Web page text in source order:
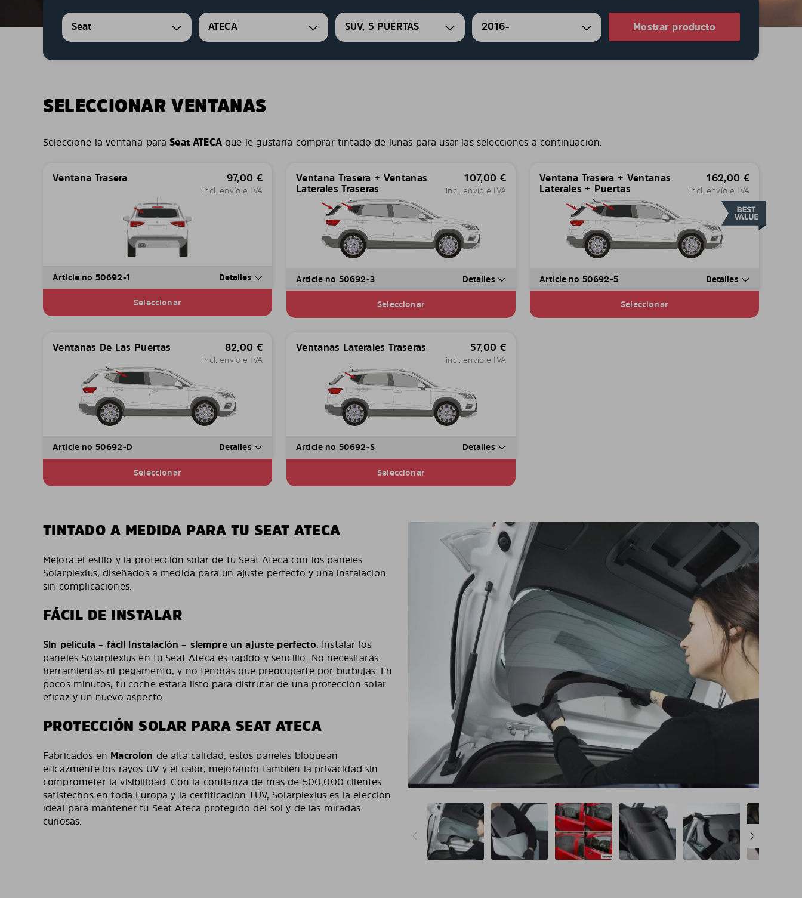
Seat ATECA SUV, 5 PUERTAS 2016- Mostrar producto
SELECCIONAR VENTANAS
Seleccione la ventana paraSeat ATECAque le gustaría comprar tintado de lunas para usar las selecciones a continuación.
Ventana Trasera 97,00 €
incl. envío e IVA
Article no 50692-1 Detalles
Seleccionar
Ventana Trasera + Ventanas
Laterales Traseras
107,00 €
incl. envío e IVA
Article no 50692-3 Detalles
Seleccionar
Ventana Trasera + Ventanas
Laterales + Puertas
162,00 €
incl. envío e IVA
Article no 50692-5 Detalles
Seleccionar
Ventanas De Las Puertas 82,00 €
incl. envío e IVA
Article no 50692-D Detalles
Seleccionar
Ventanas Laterales Traseras 57,00 €
incl. envío e IVA
Article no 50692-S Detalles
Seleccionar
TINTADO A MEDIDA PARA TU SEAT ATECA
Mejora el estilo y la protección solar de tu Seat Ateca con los paneles
Solarplexius, diseñados a medida para un ajuste perfecto y una instalación
sin complicaciones.
FÁCIL DE INSTALAR
Sin película – fácil instalación – siempre un ajuste perfecto. Instalar los
paneles Solarplexius en tu Seat Ateca es rápido y sencillo. No necesitarás
herramientas ni pegamento, y no tendrás que preocuparte por burbujas. En
pocos minutos, tu coche estará listo para disfrutar de una protección solar
eficaz y un nuevo aspecto.
PROTECCIÓN SOLAR PARA SEAT ATECA
Fabricados en Macrolon de alta calidad, estos paneles bloquean
eficazmente los rayos UV y el calor, mejorando también la privacidad sin
comprometer la visibilidad. Con la confianza de más de 500,000 clientes
satisfechos en toda Europa y la certificación TÜV, Solarplexius es la elección
ideal para mantener tu Seat Ateca protegido del sol y de las miradas
curiosas.